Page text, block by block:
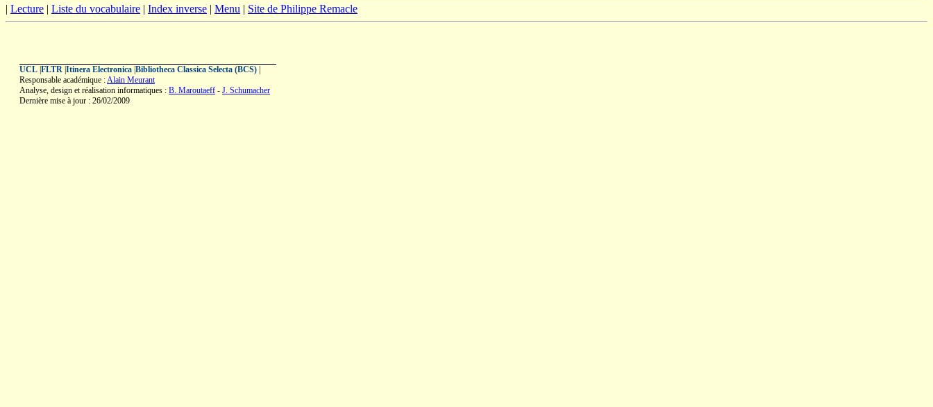
| Lecture | Liste du vocabulaire | Index inverse | Menu | Site de Philippe Remacle
UCL FLTR Itinera Electronica Bibliotheca Classica Selecta (BCS)
Responsable académique :Alain Meurant
Analyse, design et réalisation informatiques : B. Maroutaeff - J. Schumacher
Dernière mise à jour : 26/02/2009